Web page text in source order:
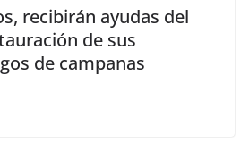
recibirán ayudas del
de sus
de campanas